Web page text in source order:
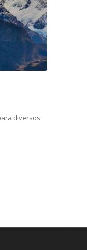
diversos